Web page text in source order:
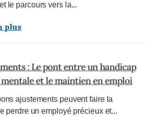
le parcours vers la...
plus
: Le pont entre un handicap
et le maintien en emploi
ajustements peuvent faire la
perdre un employé précieux et...